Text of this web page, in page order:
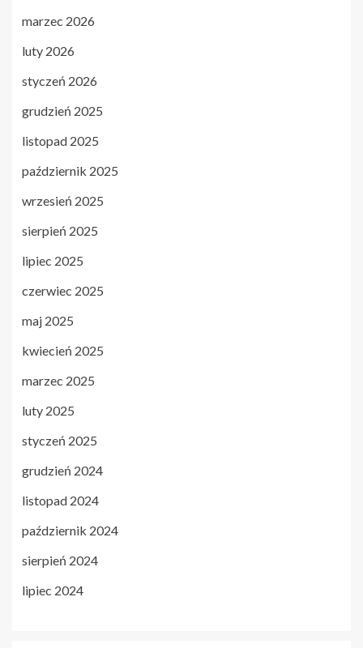
marzec 2026
luty 2026
styczeń 2026
grudzień 2025
listopad 2025
październik 2025
wrzesień 2025
sierpień 2025
lipiec 2025
czerwiec 2025
maj 2025
kwiecień 2025
marzec 2025
luty 2025
styczeń 2025
grudzień 2024
listopad 2024
październik 2024
sierpień 2024
lipiec 2024